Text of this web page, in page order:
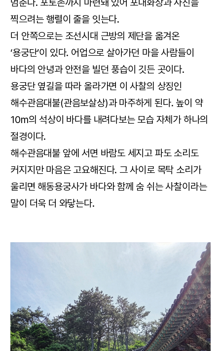
멈춘다. 포토존까지 마련돼 있어 포대화상과 사진을
찍으려는 행렬이 줄을 잇는다.
더 안쪽으로는 조선시대 근방의 제단을 옮겨온
‘용궁단’이 있다. 어업으로 살아가던 마을 사람들이
바다의 안녕과 안전을 빌던 풍습이 깃든 곳이다.
용궁단 옆길을 따라 올라가면 이 사찰의 상징인
해수관음대불(관음보살상)과 마주하게 된다. 높이 약
10m의 석상이 바다를 내려다보는 모습 자체가 하나의
절경이다.
해수관음대불 앞에 서면 바람도 세지고 파도 소리도
커지지만 마음은 고요해진다. 그 사이로 목탁 소리가
울리면 해동용궁사가 바다와 함께 숨 쉬는 사찰이라는
말이 더욱 더 와닿는다.